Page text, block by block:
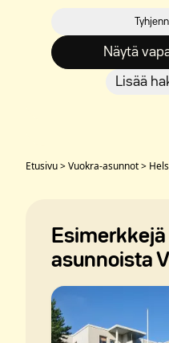
Lisää
Näytä
Etusivu>Vuokra-asunnot>
asunnoista